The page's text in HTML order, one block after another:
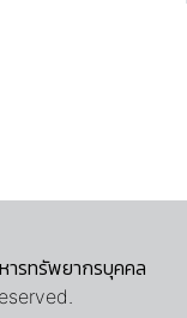
ทรัพยากรบุคคล